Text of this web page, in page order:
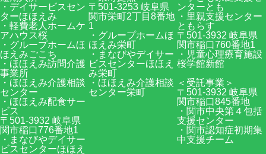
・デイサービスセン
ターほほえみ
・軽費老人ホームケ
アハウス桜
・グループホームほ
ほえみごこち
・ほほえみ訪問介護
事業所
・ほほえみ介護相談
センター
・ほほえみ配食サー
ビス
〒501-3932 岐阜県
関市稲口776番地1
・まなびやデイサー
ビスセンターほほえ
〒501-3253 岐阜県
関市栄町2丁目8番地
1
・グループホームほ
ほえみ栄町
・まなびやデイサー
ビスセンターほほえ
み栄町
・ほほえみ介護相談
センター栄町
ンターとも
・里親支援センター
ともらす
〒501-3932 岐阜県
関市稲口760番地1
・児童心理療育施設
桜学館新館
＜受託事業＞
〒501-3932 岐阜県
関市稲口845番地
・関市中央第４包括
支援センター
・関市認知症初期集
中支援チーム